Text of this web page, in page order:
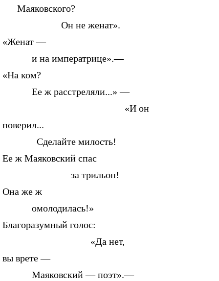
Маяковского?
Он не женат».
«Женат —
и на императрице».—
«На ком?
Ее ж расстреляли...» —
«И он
поверил...
Сделайте милость!
Ее ж Маяковский спас
за трильон!
Она же ж
омолодилась!»
Благоразумный голос:
«Да нет,
вы врете —
Маяковский — поэт».—